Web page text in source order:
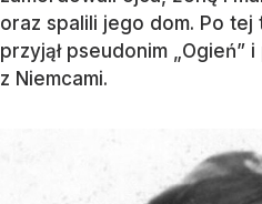
oraz spalili jego dom. Po
przyjął pseudonim „Ogień”
z Niemcami.